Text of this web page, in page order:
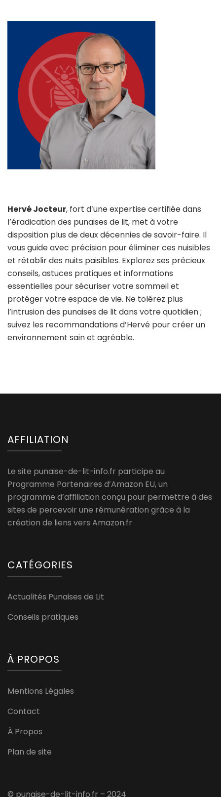
Hervé Jocteur, fort d’une expertise certifiée dans
l’éradication des punaises de lit, met à votre
disposition plus de deux décennies de savoir-faire. Il
vous guide avec précision pour éliminer ces nuisibles
et rétablir des nuits paisibles. Explorez ses précieux
conseils, astuces pratiques et informations
essentielles pour sécuriser votre sommeil et
protéger votre espace de vie. Ne tolérez plus
l’intrusion des punaises de lit dans votre quotidien ;
suivez les recommandations d’Hervé pour créer un
environnement sain et agréable.
AFFILIATION
Le site punaise-de-lit-info.fr participe au
Programme Partenaires d’Amazon EU, un
programme d’affiliation conçu pour permettre à des
sites de percevoir une rémunération grâce à la
création de liens vers Amazon.fr
CATÉGORIES
Actualités Punaises de Lit
Conseils pratiques
À PROPOS
Mentions Légales
Contact
À Propos
Plan de site
© punaise-de-lit-info.fr – 2024